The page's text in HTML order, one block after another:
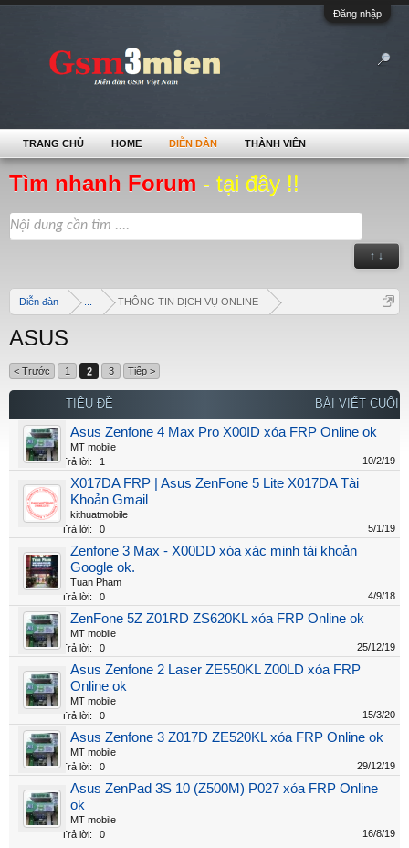
Đăng nhập
Tìm nhanh Forum - tại đây !!
↑ ↓
Diễn đàn THÔNG TIN DỊCH VỤ ONLINE
ASUS
< Trước 1 2 3 Tiếp >
TIÊU ĐỀ BÀI VIẾT CUỐI
Asus Zenfone 4 Max Pro X00ID xóa FRP Online ok
MT mobile
Trả lời:
1 10/2/19
X017DA FRP | Asus ZenFone 5 Lite X017DA Tài
Khoản Gmail
kithuatmobile
Trả lời:
0 5/1/19
Zenfone 3 Max - X00DD xóa xác minh tài khoản
Google ok.
Tuan Pham
Trả lời:
0 4/9/18
ZenFone 5Z Z01RD ZS620KL xóa FRP Online ok
MT mobile
Trả lời:
0 25/12/19
Asus Zenfone 2 Laser ZE550KL Z00LD xóa FRP
Online ok
MT mobile
Trả lời:
0 15/3/20
Asus Zenfone 3 Z017D ZE520KL xóa FRP Online ok
MT mobile
Trả lời:
0 29/12/19
Asus ZenPad 3S 10 (Z500M) P027 xóa FRP Online
ok
MT mobile
Trả lời:
0 16/8/19
TRANG CHỦ HOME DIỄN ĐÀN THÀNH VIÊN